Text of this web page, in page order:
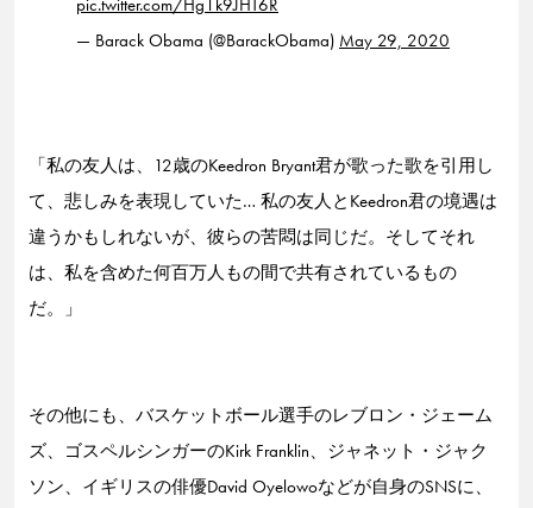
pic.twitter.com/Hg1k9JHT6R
— Barack Obama (@BarackObama) May 29, 2020
「私の友人は、12歳のKeedron Bryant君が歌った歌を引用し
て、悲しみを表現していた… 私の友人とKeedron君の境遇は
違うかもしれないが、彼らの苦悶は同じだ。そしてそれ
は、私を含めた何百万人もの間で共有されているもの
だ。」
その他にも、バスケットボール選手のレブロン・ジェーム
ズ、ゴスペルシンガーのKirk Franklin、ジャネット・ジャク
ソン、イギリスの俳優David Oyelowoなどが自身のSNSに、